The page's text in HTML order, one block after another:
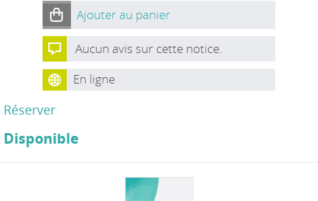
Ajouter au panier
Aucun avis sur cette notice.
En ligne
Réserver
Disponible